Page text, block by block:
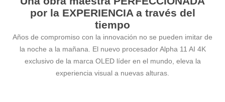
por la EXPERIENCIA a través del
tiempo
Años de compromiso con la innovación no se pueden imitar de
la noche a la mañana. El nuevo procesador Alpha 11 AI 4K
exclusivo de la marca OLED líder en el mundo, eleva la
experiencia visual a nuevas alturas.